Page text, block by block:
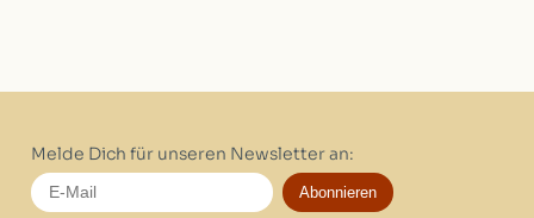
Melde Dich für unseren Newsletter an:
Abonnieren